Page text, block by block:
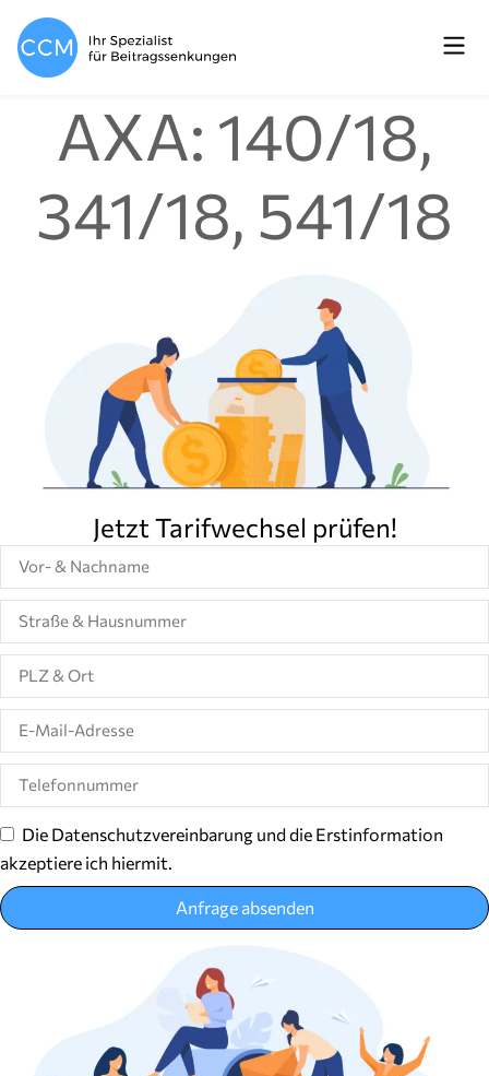
AXA: 140/18,
341/18, 541/18
Jetzt Tarifwechsel prüfen!
Die Datenschutzvereinbarung und die Erstinformation
akzeptiere ich hiermit.
Anfrage absenden